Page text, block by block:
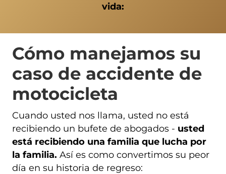
vida:
Cómo manejamos su
caso de accidente de
motocicleta
Cuando usted nos llama, usted no está
recibiendo un bufete de abogados - usted
está recibiendo una familia que lucha por
la familia. Así es como convertimos su peor
día en su historia de regreso: